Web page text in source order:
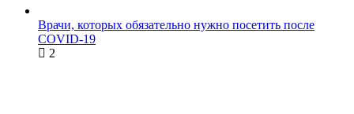
Врачи, которых обязательно нужно посетить после
COVID-19
2